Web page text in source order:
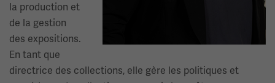
la production et
de la gestion
des expositions.
En tant que
directrice des collections, elle gère les politiques et